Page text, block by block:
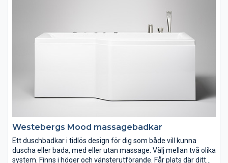
Westebergs Mood massagebadkar
Ett duschbadkar i tidlös design för dig som både vill kunna
duscha eller bada, med eller utan massage. Välj mellan två olika
system. Finns i höger och vänsterutförande. Får plats där ditt